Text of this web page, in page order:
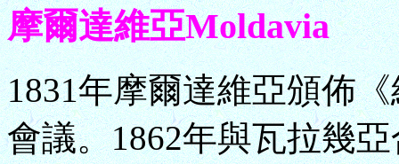
摩爾達維亞Moldavia
1831年摩爾達維亞頒佈
會議。1862年與瓦拉幾